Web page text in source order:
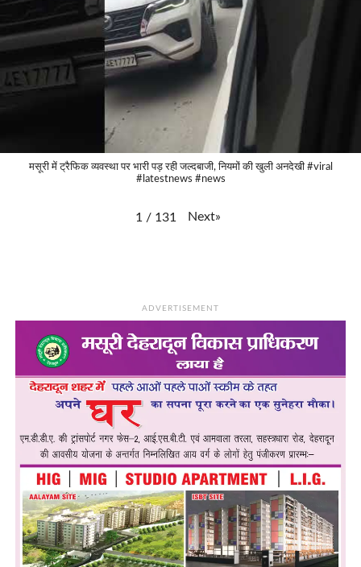
मसूरी में ट्रैफिक व्यवस्था पर भारी पड़ रही जल्दबाजी, नियमों की खुली अनदेखी #viral
#latestnews #news
1 / 131 Next»
ADVERTISEMENT